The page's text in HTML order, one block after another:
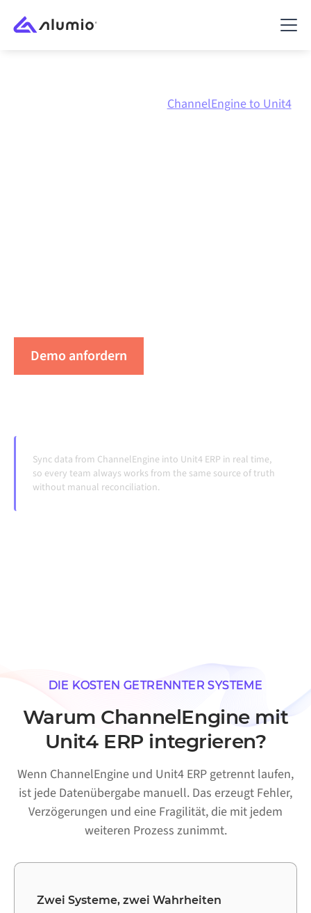
ChannelEngine to Unit4
Demo anfordern
Sync data from ChannelEngine into Unit4 ERP in real time,
so every team always works from the same source of truth
without manual reconciliation.
DIE KOSTEN GETRENNTER SYSTEME
Warum ChannelEngine mit
Unit4 ERP integrieren?
Wenn ChannelEngine und Unit4 ERP getrennt laufen,
ist jede Datenübergabe manuell. Das erzeugt Fehler,
Verzögerungen und eine Fragilität, die mit jedem
weiteren Prozess zunimmt.
Zwei Systeme, zwei Wahrheiten